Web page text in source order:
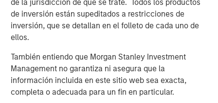
de la jurisdicción de que se trate. Todos los productos
de inversión están supeditados a restricciones de
inversión, que se detallan en el folleto de cada uno de
ellos.
También entiendo que Morgan Stanley Investment
Management no garantiza ni asegura que la
información incluida en este sitio web sea exacta,
completa o adecuada para un fin en particular.
micronutrients in convenient, plant‑based formats. With a
predominantly direct‑to‑consumer model and
best‑in‑class digital capabilities, Huel has developed a
Its portfolio is designed to deliver sustainable, accessible
nutrition that supports modern, active lifestyles.
About Danone